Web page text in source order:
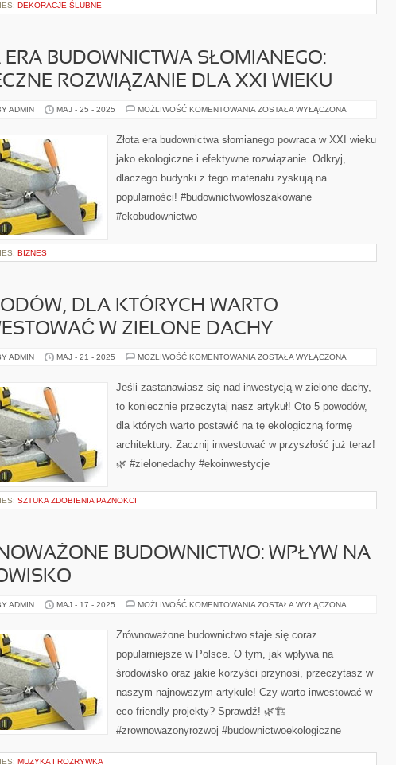
DEKORACJE ŚLUBNE
ERA BUDOWNICTWA SŁOMIANEGO:
ROZWIĄZANIE DLA XXI WIEKU
ADMIN MAJ - 25 - 2025 MOŻLIWOŚĆ KOMENTOWANIA ZŁOTA
ODWIECZNE
DLA
WIEKU
ZOSTAŁA WYŁĄCZONA
Złota era budownictwa słomianego powraca w XXI wieku
jako ekologiczne i efektywne rozwiązanie. Odkryj,
dlaczego budynki z tego materiału zyskują na
popularności! #budownictwowłoszakowane
#ekobudownictwo
BIZNES
DLA KTÓRYCH WARTO
W ZIELONE DACHY
ADMIN MAJ - 21 - 2025 MOŻLIWOŚĆ KOMENTOWANIA 5
KTÓRYCH
WARTO
W
DACHY
ZOSTAŁA WYŁĄCZONA
Jeśli zastanawiasz się nad inwestycją w zielone dachy,
to koniecznie przeczytaj nasz artykuł! Oto 5 powodów,
dla których warto postawić na tę ekologiczną formę
architektury. Zacznij inwestować w przyszłość już teraz!
🌿 #zielonedachy #ekoinwestycje
SZTUKA ZDOBIENIA PAZNOKCI
BUDOWNICTWO: WPŁYW NA
ADMIN MAJ - 17 - 2025 MOŻLIWOŚĆ KOMENTOWANIA ZRÓWNOWAŻONE
NA
ŚRODOWISKO
ZOSTAŁA WYŁĄCZONA
Zrównoważone budownictwo staje się coraz
popularniejsze w Polsce. O tym, jak wpływa na
środowisko oraz jakie korzyści przynosi, przeczytasz w
naszym najnowszym artykule! Czy warto inwestować w
eco-friendly projekty? Sprawdź! 🌿🏗️
#zrownowazonyrozwoj #budownictwoekologiczne
MUZYKA I ROZRYWKA